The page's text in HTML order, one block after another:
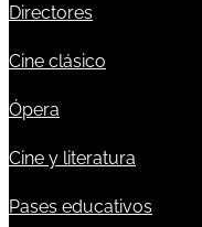
Directores
Cine clásico
Ópera
Cine y literatura
Pases educativos